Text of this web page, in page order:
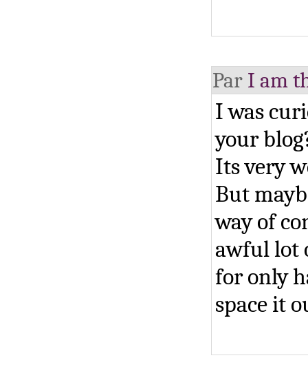
Par I am
I was
your
Its very
But
way of
awful lot
for only
space it